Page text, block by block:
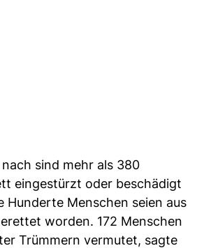
sind mehr als 380
eingestürzt oder beschädigt
Hunderte Menschen seien aus
worden. 172 Menschen
Trümmern vermutet, sagte